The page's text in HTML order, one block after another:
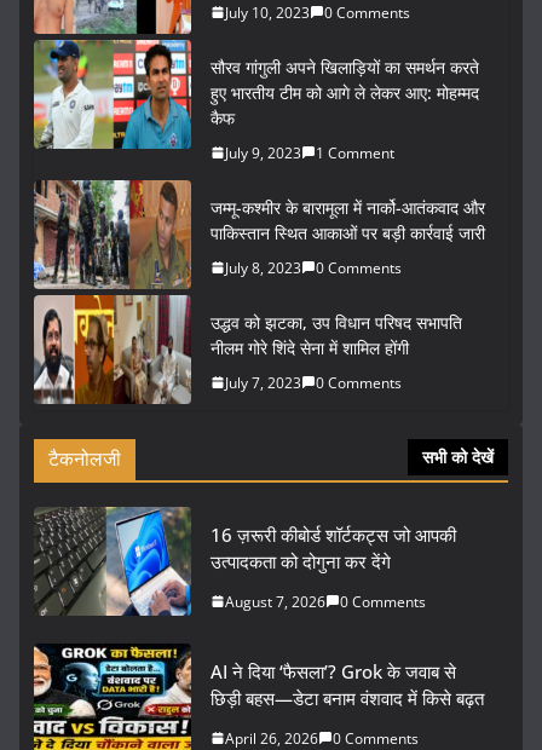
July 10, 2023 0 Comments
सौरव गांगुली अपने खिलाड़ियों का समर्थन करते
हुए भारतीय टीम को आगे ले लेकर आए: मोहम्मद
कैफ
July 9, 2023 1 Comment
जम्मू-कश्मीर के बारामूला में नार्को-आतंकवाद और
पाकिस्तान स्थित आकाओं पर बड़ी कार्रवाई जारी
July 8, 2023 0 Comments
उद्धव को झटका, उप विधान परिषद सभापति
नीलम गोरे शिंदे सेना में शामिल होंगी
July 7, 2023 0 Comments
टैकनोलजी सभी को देखें
16 ज़रूरी कीबोर्ड शॉर्टकट्स जो आपकी
उत्पादकता को दोगुना कर देंगे
August 7, 2026 0 Comments
AI ने दिया ‘फैसला’? Grok के जवाब से
छिड़ी बहस—डेटा बनाम वंशवाद में किसे बढ़त
April 26, 2026 0 Comments